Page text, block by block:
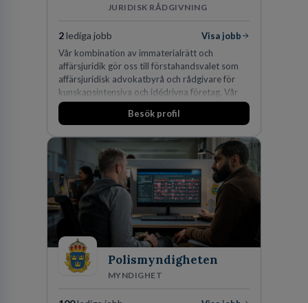
JURIDISK RÅDGIVNING
2lediga jobb
Visa jobb
Vår kombination av immaterialrätt och
affärsjuridik gör oss till förstahandsvalet som
affärsjuridisk advokatbyrå och rådgivare för
kunskapsintensiva och idédrivna företag. Vår
expertis inom IP-tillgångar har gett oss en
marknadsledande position. Våra klienter väljer
skydda, utveckla och kommersialisera
företagets viktigaste tillgångar.
Besök profil
Polismyndigheten
MYNDIGHET